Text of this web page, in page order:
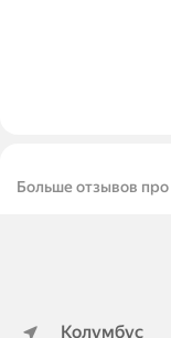
Больше отзывов
Колумбус